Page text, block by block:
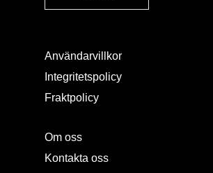
Användarvillkor
Integritetspolicy
Fraktpolicy
Om oss
Kontakta oss